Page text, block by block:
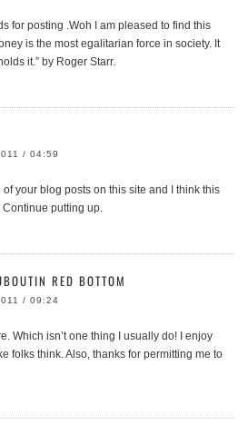
for posting .Woh I am pleased to find this
is the most egalitarian force in society. It
it.” by Roger Starr.
/ 04:59
of your blog posts on this site and I think this
putting up.
RED BOTTOM
/ 09:24
Which isn’t one thing I usually do! I enjoy
folks think. Also, thanks for permitting me to